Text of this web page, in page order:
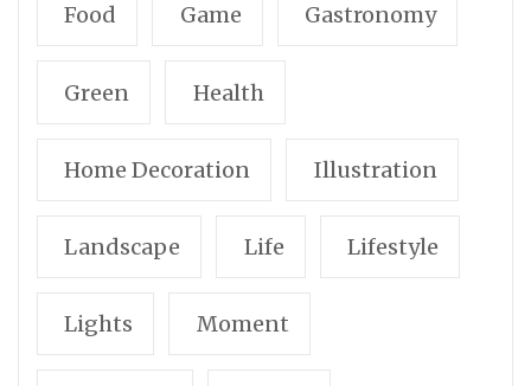
Food Game Gastronomy
Green Health
Home Decoration Illustration
Landscape Life Lifestyle
Lights Moment